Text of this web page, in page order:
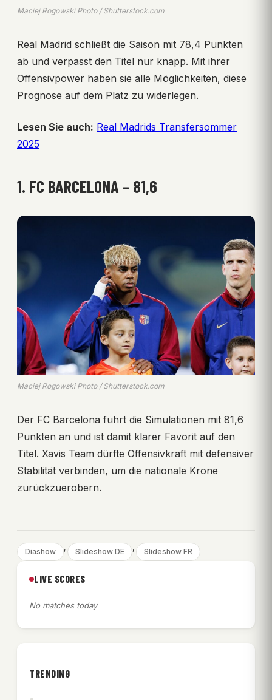
Maciej Rogowski Photo / Shutterstock.com
Real Madrid schließt die Saison mit 78,4 Punkten
ab und verpasst den Titel nur knapp. Mit ihrer
Offensivpower haben sie alle Möglichkeiten, diese
Prognose auf dem Platz zu widerlegen.
Lesen Sie auch: Real Madrids Transfersommer
2025
1. FC BARCELONA – 81,6
Maciej Rogowski Photo / Shutterstock.com
Der FC Barcelona führt die Simulationen mit 81,6
Punkten an und ist damit klarer Favorit auf den
Titel. Xavis Team dürfte Offensivkraft mit defensiver
Stabilität verbinden, um die nationale Krone
zurückzuerobern.
Diashow , Slideshow DE , Slideshow FR
LIVE SCORES
No matches today
TRENDING